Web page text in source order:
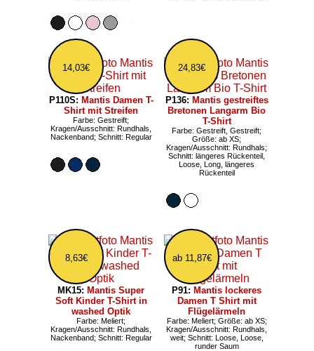
14,03€
P110S: Mantis Damen T-
Shirt mit Streifen
Farbe: Gestreift;
Kragen/Ausschnitt: Rundhals,
Nackenband; Schnitt: Regular
24,83€
P136: Mantis gestreiftes
Bretonen Langarm Bio
T-Shirt
Farbe: Gestreift, Gestreift;
Größe: ab XS;
Kragen/Ausschnitt: Rundhals;
Schnitt: längeres Rückenteil,
Loose, Long, längeres
Rückenteil
8,63€
MK15: Mantis Super
Soft Kinder T-Shirt in
washed Optik
Farbe: Meliert;
Kragen/Ausschnitt: Rundhals,
Nackenband; Schnitt: Regular
ab 11,87€
P91: Mantis lockeres
Damen T Shirt mit
Flügelärmeln
Farbe: Meliert; Größe: ab XS;
Kragen/Ausschnitt: Rundhals,
weit; Schnitt: Loose, Loose,
runder Saum